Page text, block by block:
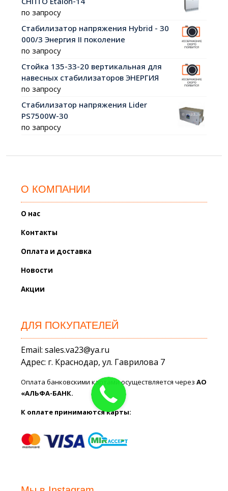
по запросу
Cтабилизатор напряжения Hybrid - 30
000/3 Энергия II поколение
по запросу
Стойка 135-33-20 вертикальная для
навесных стабилизаторов ЭНЕРГИЯ
по запросу
Стабилизатор напряжения Lider
PS7500W-30
по запросу
О КОМПАНИИ
О нас
Контакты
Оплата и доставка
Новости
Акции
ДЛЯ ПОКУПАТЕЛЕЙ
Email: sales.va23@ya.ru
Адрес: г. Краснодар, ул. Гаврилова 7
Оплата банковскими картами осуществляется черезАО
«АЛЬФА-БАНК.
К оплате принимаются карты: